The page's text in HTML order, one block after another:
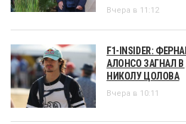
Вчера в 11:12
F1-INSIDER:
АЛОНСО ЗАГНАЛ В
НИКОЛУ ЦОЛОВА
Вчера в 10:11